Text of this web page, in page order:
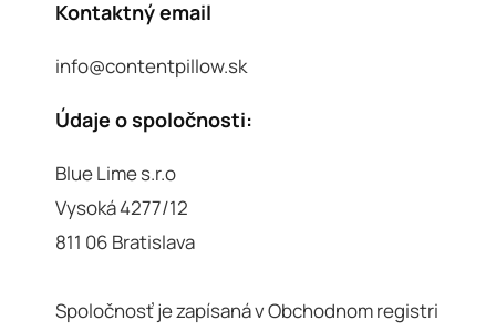
Kontaktný email
info@contentpillow.sk
Údaje o spoločnosti:
Blue Lime s.r.o
Vysoká 4277/12
811 06 Bratislava
Spoločnosť je zapísaná v Obchodnom registri